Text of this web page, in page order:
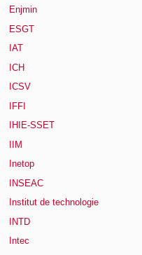
Enjmin
ESGT
IAT
ICH
ICSV
IFFI
IHIE-SSET
IIM
Inetop
INSEAC
Institut de technologie
INTD
Intec